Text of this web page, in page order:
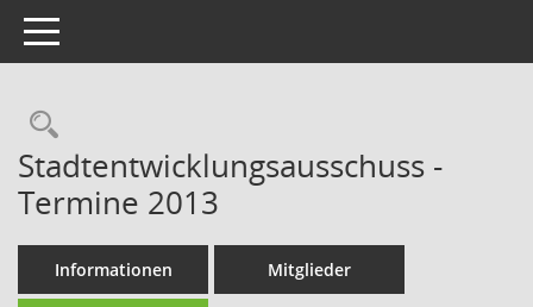
Toggle navigation
Rechercheauswahl
Stadtentwicklungsausschuss -
Termine 2013
Informationen Mitglieder